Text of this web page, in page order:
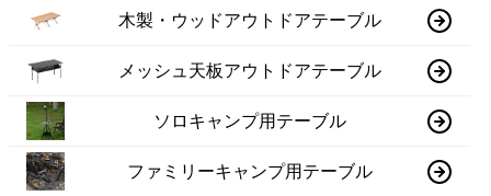
木製・ウッドアウトドアテーブル
メッシュ天板アウトドアテーブル
ソロキャンプ用テーブル
ファミリーキャンプ用テーブル